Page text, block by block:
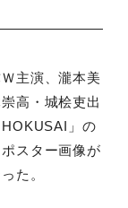
主演、瀧本美
高・城桧吏出
」の
スター画像が
た。